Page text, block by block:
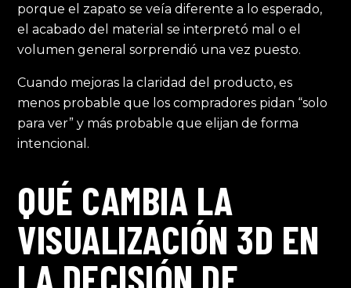
porque el zapato se veía diferente a lo esperado,
el acabado del material se interpretó mal o el
volumen general sorprendió una vez puesto.
Cuando mejoras la claridad del producto, es
menos probable que los compradores pidan “solo
para ver” y más probable que elijan de forma
intencional.
QUÉ CAMBIA LA
VISUALIZACIÓN 3D EN
LA DECISIÓN DE